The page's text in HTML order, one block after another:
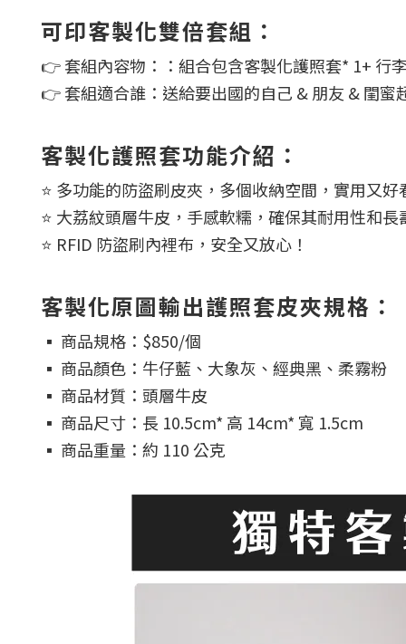
可印客製化雙倍套組：
👉 套組內容物：：組合包含客製化護照套* 1+ 行
👉 套組適合誰：送給要出國的自己 & 朋友 & 閨蜜
客製化護照套功能介紹：
⭐ 多功能的防盜刷皮夾，多個收納空間，實用又好
⭐ 大荔紋頭層牛皮，手感軟糯，確保其耐用性和長
⭐ RFID 防盜刷內裡布，安全又放心！
客製化原圖輸出護照套皮夾規格：
▪️ 商品規格：$850/個
▪️ 商品顏色：牛仔藍、大象灰、經典黑、柔霧粉
▪️ 商品材質：頭層牛皮
▪️ 商品尺寸：長 10.5cm* 高 14cm* 寬 1.5cm
▪️ 商品重量：約 110 公克